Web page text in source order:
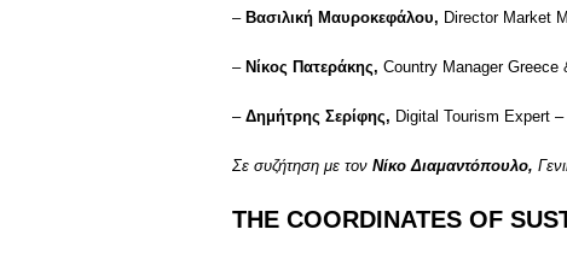
– Βασιλική Μαυροκεφάλου, Director Market
– Νίκος Πατεράκης, Country Manager
– Δημήτρης Σερίφης, Digital Tourism Expert
Σε συζήτηση με τον Νίκο Διαμαντόπουλο,
THE COORDINATES OF